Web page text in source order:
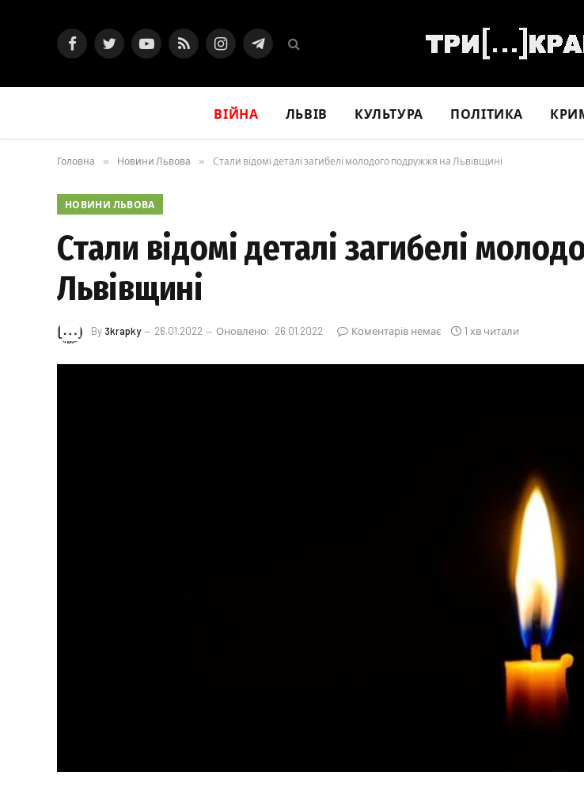
FacebookTwitterYouTubeRSS InstagramTelegram
ВІЙНА ЛЬВІВ КУЛЬТУРА ПОЛІТИКА
Головна » Новини Львова » Стали відомі деталі загибелі молодого подружжя на Львівщині
НОВИНИ ЛЬВОВА
Стали відомі деталі загибелі
Львівщині
By 3krapky 26.01.2022 Оновлено: 26.01.2022 Коментарів немає 1 хв читали